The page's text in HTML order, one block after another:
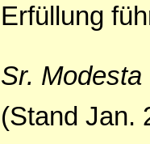
Erfüllung
Sr.
(Stand Jan.